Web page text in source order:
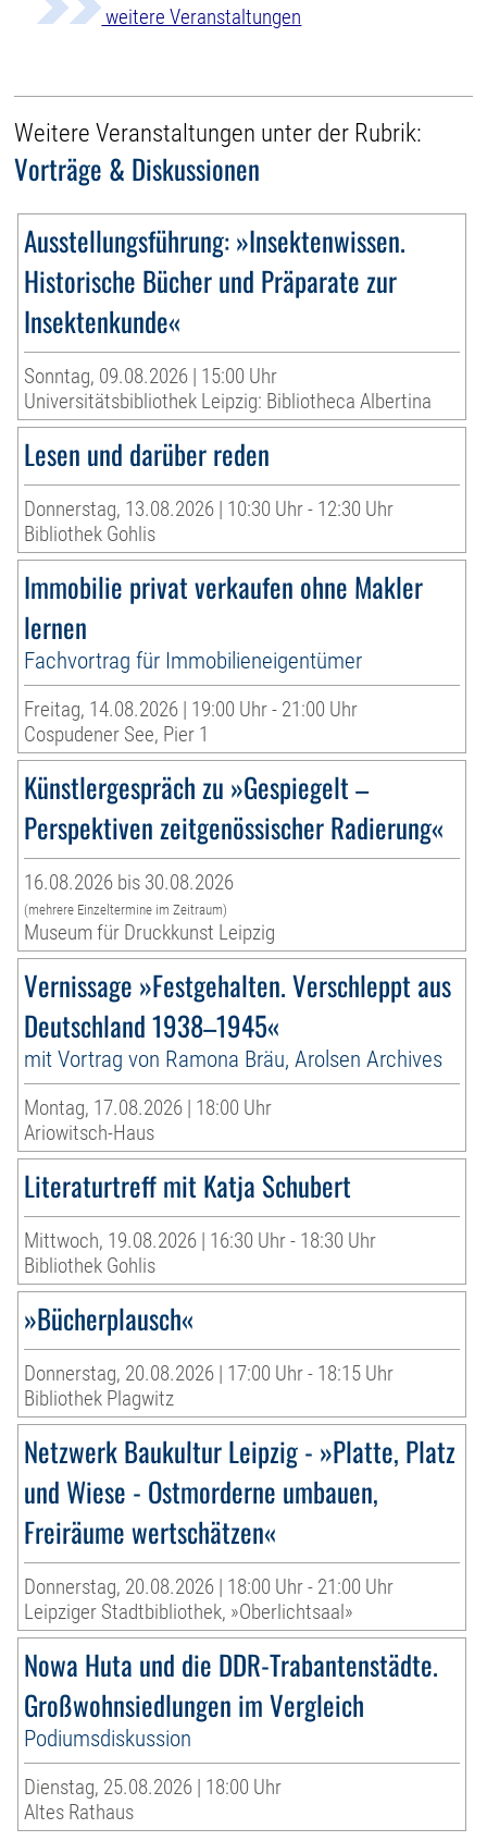
weitere Veranstaltungen
Weitere Veranstaltungen unter der Rubrik:
Vorträge & Diskussionen
Ausstellungsführung: »Insektenwissen.
Historische Bücher und Präparate zur
Insektenkunde«
Sonntag, 09.08.2026 | 15:00 Uhr
Universitätsbibliothek Leipzig: Bibliotheca Albertina
Lesen und darüber reden
Donnerstag, 13.08.2026 | 10:30 Uhr - 12:30 Uhr
Bibliothek Gohlis
Immobilie privat verkaufen ohne Makler
lernen
Fachvortrag für Immobilieneigentümer
Freitag, 14.08.2026 | 19:00 Uhr - 21:00 Uhr
Cospudener See, Pier 1
Künstlergespräch zu »Gespiegelt –
Perspektiven zeitgenössischer Radierung«
16.08.2026 bis 30.08.2026
(mehrere Einzeltermine im Zeitraum)
Museum für Druckkunst Leipzig
Vernissage »Festgehalten. Verschleppt aus
Deutschland 1938–1945«
mit Vortrag von Ramona Bräu, Arolsen Archives
Montag, 17.08.2026 | 18:00 Uhr
Ariowitsch-Haus
Literaturtreff mit Katja Schubert
Mittwoch, 19.08.2026 | 16:30 Uhr - 18:30 Uhr
Bibliothek Gohlis
»Bücherplausch«
Donnerstag, 20.08.2026 | 17:00 Uhr - 18:15 Uhr
Bibliothek Plagwitz
Netzwerk Baukultur Leipzig - »Platte, Platz
und Wiese - Ostmorderne umbauen,
Freiräume wertschätzen«
Donnerstag, 20.08.2026 | 18:00 Uhr - 21:00 Uhr
Leipziger Stadtbibliothek, »Oberlichtsaal»
Nowa Huta und die DDR-Trabantenstädte.
Großwohnsiedlungen im Vergleich
Podiumsdiskussion
Dienstag, 25.08.2026 | 18:00 Uhr
Altes Rathaus